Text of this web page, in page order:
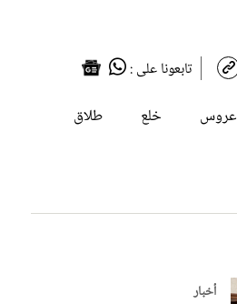
تابعونا على :
عروس خلع
طلاق
أخبار